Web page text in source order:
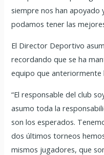
siempre nos han
podamos tener las
El Director Deportivo
recordando que se ha
equipo que anteriormente
“El responsable del club
asumo toda la
son los esperados.
dos últimos torneos
mismos jugadores, que